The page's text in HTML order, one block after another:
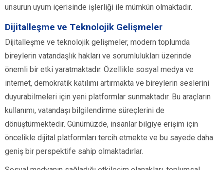
unsurun uyum içerisinde işlerliği ile mümkün olmaktadır.
Dijitalleşme ve Teknolojik Gelişmeler
Dijitalleşme ve teknolojik gelişmeler, modern toplumda
bireylerin vatandaşlık hakları ve sorumlulukları üzerinde
önemli bir etki yaratmaktadır. Özellikle sosyal medya ve
internet, demokratik katılımı artırmakta ve bireylerin seslerini
duyurabilmeleri için yeni platformlar sunmaktadır. Bu araçların
kullanımı, vatandaşı bilgilendirme süreçlerini de
dönüştürmektedir. Günümüzde, insanlar bilgiye erişim için
öncelikle dijital platformları tercih etmekte ve bu sayede daha
geniş bir perspektife sahip olmaktadırlar.